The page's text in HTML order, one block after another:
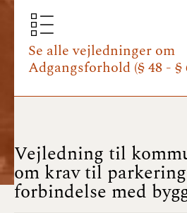
BR18 (1/7- 31/12
2024)
BR18 (1/1- 30/06
BR18 (17/9 - 31/12
2022)
Se alle vejledninger om
Adgangsforhold (§ 48 - §
Vejledning til
om krav til
forbindelse med